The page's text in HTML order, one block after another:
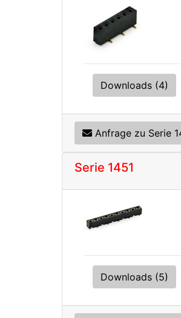
Downloads (4)
Anfrage zu Serie
Serie 1451
Downloads (5)